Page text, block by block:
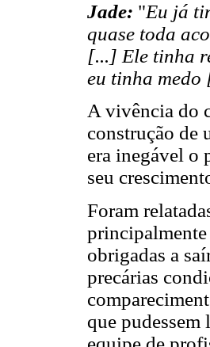
Jade: "Eu já
quase toda
[...] Ele tinha
eu tinha medo
A vivência do
construção de
era inegável o
seu
Foram
obrigadas a
precárias
que pudessem